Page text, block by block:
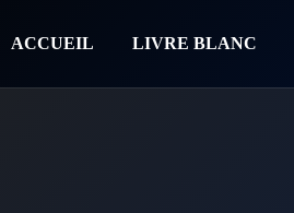
ACCUEIL LIVRE BLANC